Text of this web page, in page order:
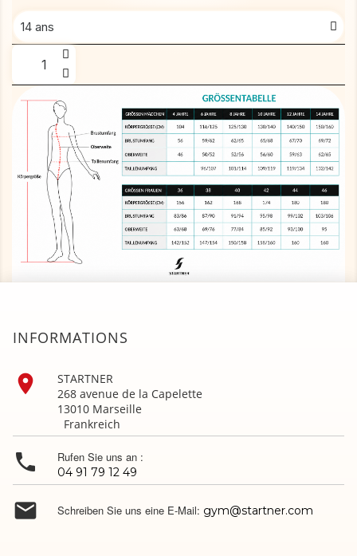
INFORMATIONS

STARTNER
268 avenue de la Capelette
13010 Marseille
Frankreich
 Rufen Sie uns an :
04 91 79 12 49
 Schreiben Sie uns eine E-Mail: gym@startner.com